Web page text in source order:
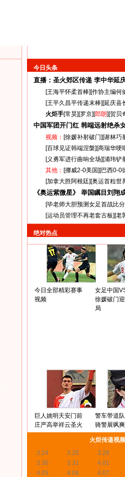
今日头条
直播：圣火郊区传递 李中华延
[王海平怀柔首棒][作协主编何
[王平久昌平传递末棒][延庆县
火炬手[常昊][罗京][郎朗][贺贝
中国军团开门红 韩端远射绝杀
视频： [徐媛补射破门][谢林巧
[百球见证韩端涅槃][商瑞华哽
[义勇军进行曲响全场][浦玮铲
其他： [挪威2-0美国][巴西0-0
[加拿大胜阿根廷][奥运首粒世
《奥运紫微星》 举国瞩目刘翔
[毕老师大胆预测女足首战比分
[运动员管理不再老套古板][老
绝对热点
今日全部精彩赛事
视频
女足中国
徐媛破门
局
巨人姚明天安门前
庄严高举祥云圣火
警车带道
骑警展飒
火炬传递视
3.24
3.25 3.26
3.30
3.31 4.01
4.05
4.06 4.07